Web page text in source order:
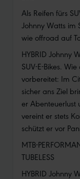
Als Reifen fürs
Johnny Watts im
wie offroad auf
HYBRID Johnny
SUV-E-Bikes.
vorbereitet: Im
sicher ans Ziel
er Abenteuerlust
vereint er stets
schützt er vor
MTB-
TUBELESS
HYBRID Johnny